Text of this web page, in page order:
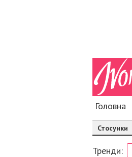
Головна
Стосунки
Тренди: